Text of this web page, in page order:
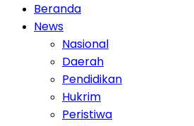
Beranda
News
Nasional
Daerah
Pendidikan
Hukrim
Peristiwa